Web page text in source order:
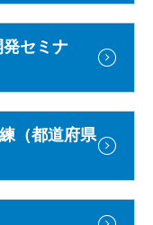
セミナ
（都道府県